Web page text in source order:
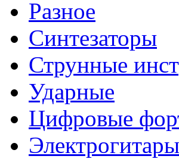
Разное
Синтезаторы
Струнные
Ударные
Цифровые
Электрогитары